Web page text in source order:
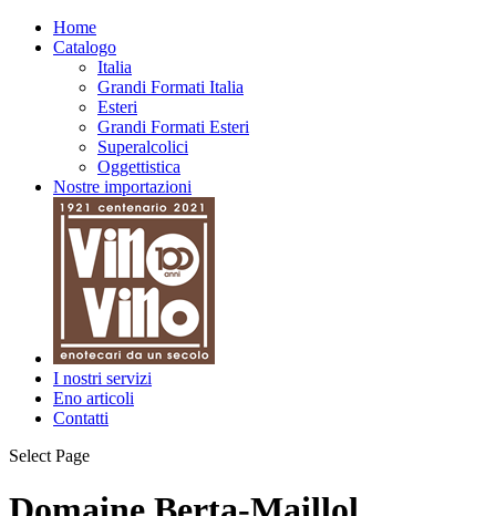
Home
Catalogo
Italia
Grandi Formati Italia
Esteri
Grandi Formati Esteri
Superalcolici
Oggettistica
Nostre importazioni
I nostri servizi
Eno articoli
Contatti
Select Page